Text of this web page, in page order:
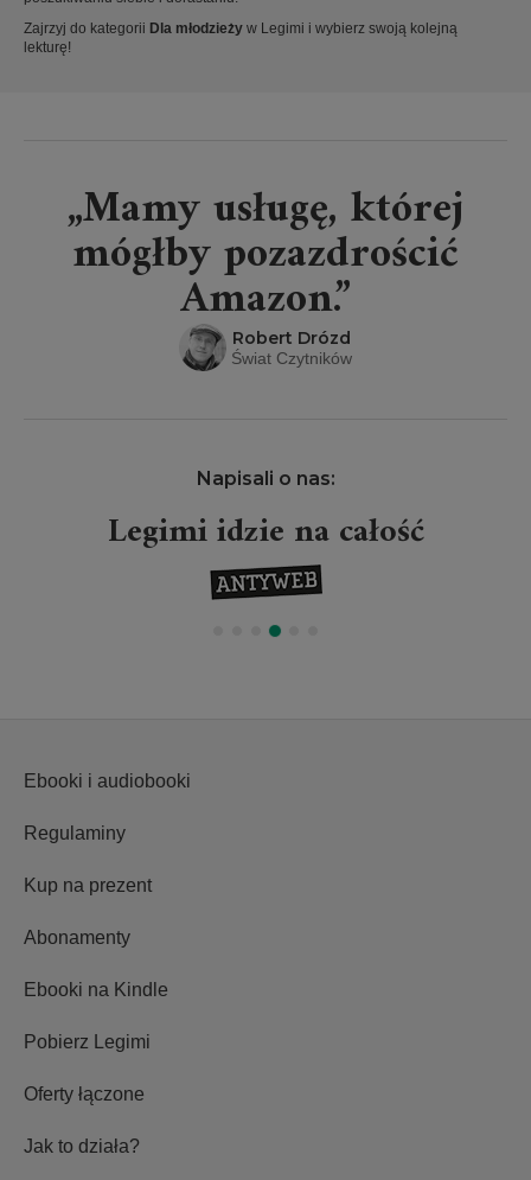
Zajrzyj do kategorii Dla młodzieży w Legimi i wybierz swoją kolejną
lekturę!
„Mamy usługę, której
mógłby pozazdrościć
Amazon.”
Robert Drózd
Świat Czytników
Napisali o nas:
Legimi idzie na całość
Ebooki i audiobooki
Regulaminy
Kup na prezent
Abonamenty
Ebooki na Kindle
Pobierz Legimi
Oferty łączone
Jak to działa?